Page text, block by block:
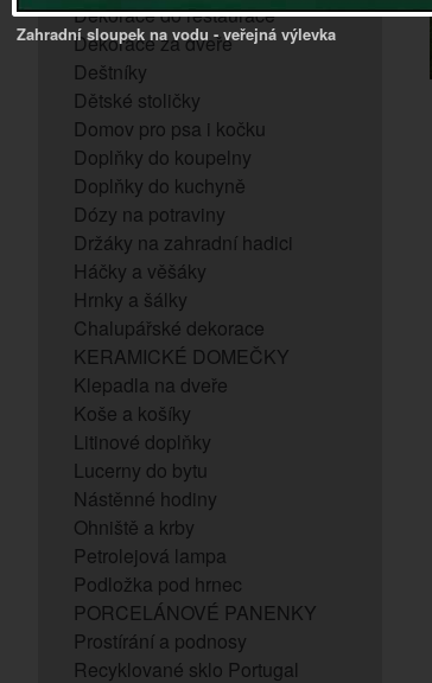
Dekorace do restaurace
Dekorace za dveře
Deštníky
Dětské stoličky
Domov pro psa i kočku
Doplňky do koupelny
Doplňky do kuchyně
Dózy na potraviny
Držáky na zahradní hadici
Háčky a věšáky
Hrnky a šálky
Chalupářské dekorace
KERAMICKÉ DOMEČKY
Klepadla na dveře
Koše a košíky
Litinové doplňky
Lucerny do bytu
Nástěnné hodiny
Ohniště a krby
Petrolejová lampa
Podložka pod hrnec
PORCELÁNOVÉ PANENKY
Prostírání a podnosy
Recyklované sklo Portugal
Zahradní sloupek na vodu - veřejná výlevka